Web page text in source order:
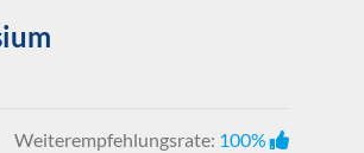
Weiterempfehlungsrate: 100%